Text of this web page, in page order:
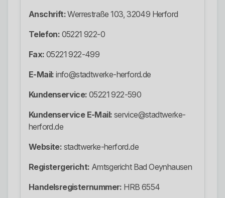
Anschrift:Werrestraße 103, 32049 Herford
Telefon: 05221 922-0
Fax: 05221 922-499
E-Mail: info@stadtwerke-herford.de
Kundenservice: 05221 922-590
Kundenservice E-Mail: service@stadtwerke-
herford.de
Website: stadtwerke-herford.de
Registergericht: Amtsgericht Bad Oeynhausen
Handelsregisternummer: HRB 6554